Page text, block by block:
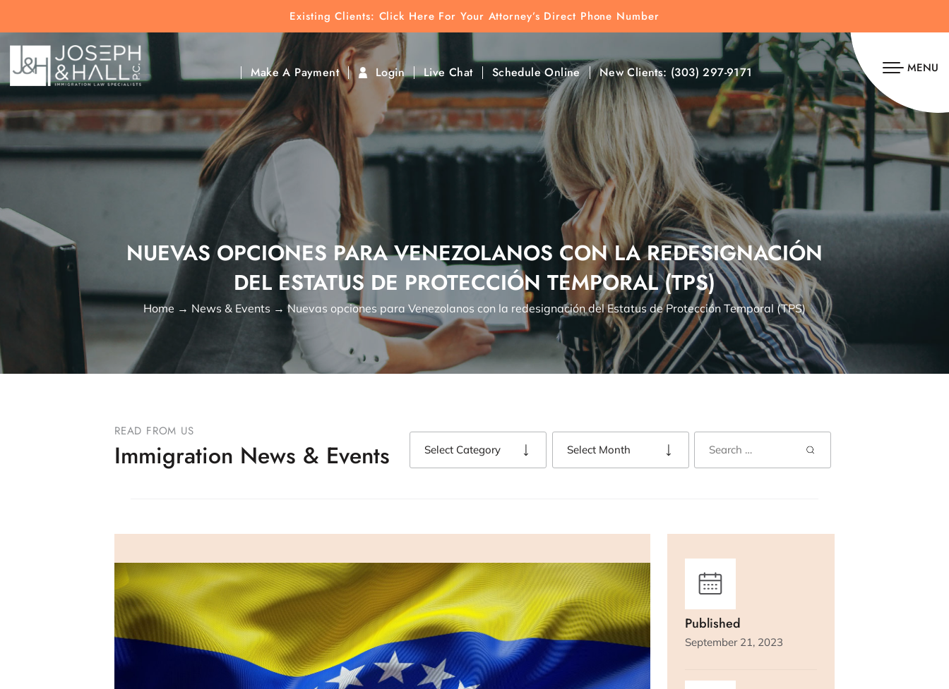
Existing Clients: Click Here For Your Attorney’s Direct Phone Number
Make A Payment Login Live Chat Schedule Online New Clients: (303) 297-9171 MENU
Click To Find Direct Contact
NUEVAS OPCIONES PARA VENEZOLANOS CON LA REDESIGNACIÓN
DEL ESTATUS DE PROTECCIÓN TEMPORAL (TPS)
Home → News & Events →Nuevas opciones para Venezolanos con la redesignación del Estatus de Protección Temporal (TPS)
READ FROM US
Immigration News & Events
Published
September 21, 2023